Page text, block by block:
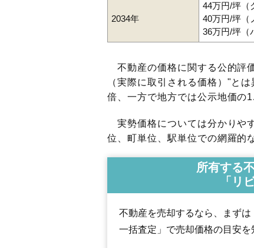
2034年
44万円/坪（
40万円/坪（
36万円/坪（
不動産の価格に関する公的評
（実際に取引される価格）"と
倍、一方で地方では公示地価の
実勢価格については分かりや
位、町単位、駅単位での網羅的
所有する
「リ
不動産を売却するなら、まずは
一括査定」で売却価格の目安を